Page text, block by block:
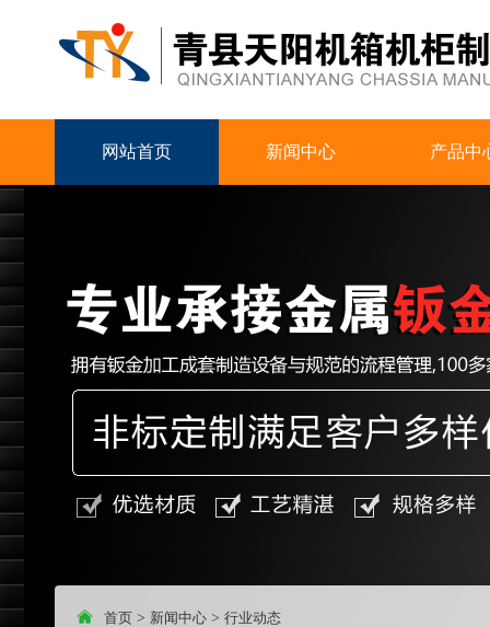
网站首页 新闻中心 产品中
首页 > 新闻中心 > 行业动态